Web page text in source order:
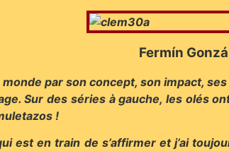
Fermín
par son concept, son impact,
Sur des séries à gauche, les olés
!
est en train de s’affirmer et j’ai